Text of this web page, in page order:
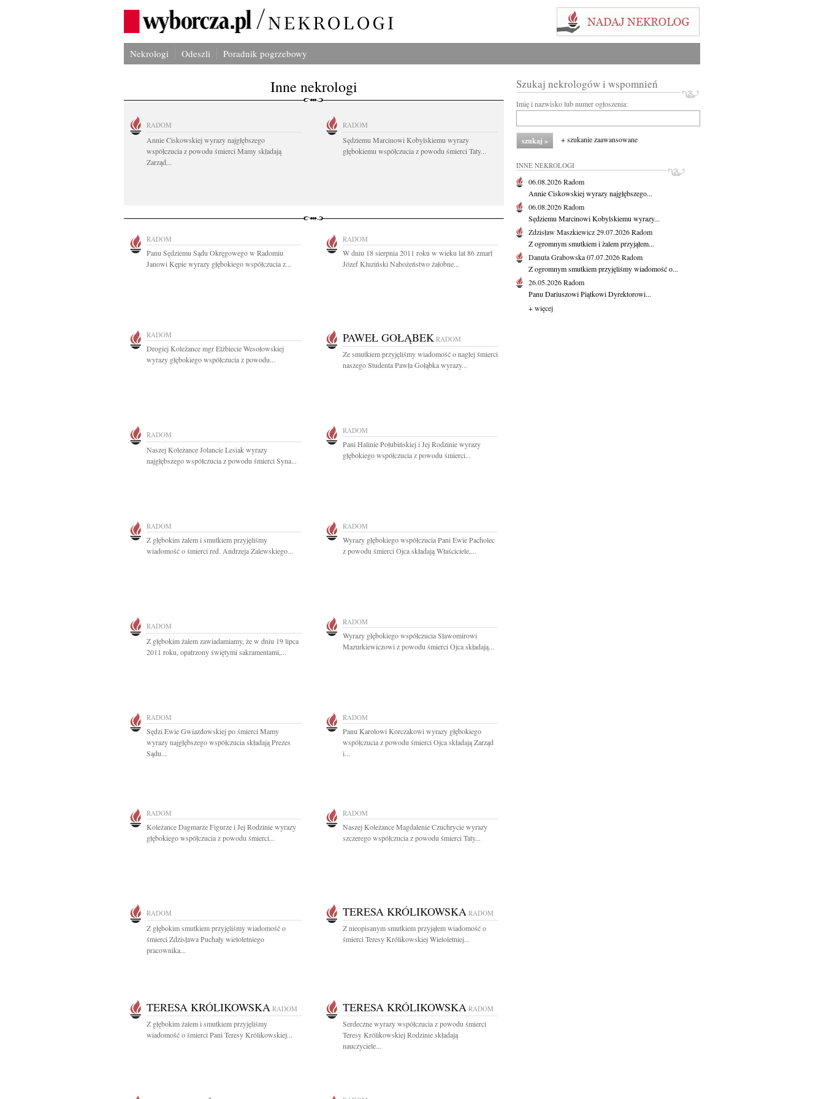
Nekrologi Odeszli Poradnik pogrzebowy
Inne nekrologi
RADOM
Annie Ciskowskiej wyrazy najgłębszego
współczucia z powodu śmierci Mamy składają
Zarząd...
RADOM
Sędziemu Marcinowi Kobylskiemu wyrazy
głębokiemu współczucia z powodu śmierci Taty...
RADOM
Panu Sędziemu Sądu Okręgowego w Radomiu
Janowi Kępie wyrazy głębokiego współczucia z...
RADOM
W dniu 18 sierpnia 2011 roku w wieku lat 86 zmarł
Józef Kluziński Nabożeństwo żałobne...
RADOM
Drogiej Koleżance mgr Elżbiecie Wesołowskiej
wyrazy głębokiego współczucia z powodu...
PAWEŁ GOŁĄBEK RADOM
Ze smutkiem przyjęliśmy wiadomość o nagłej śmierci
naszego Studenta Pawła Gołąbka wyrazy...
RADOM
Naszej Koleżance Jolancie Lesiak wyrazy
najgłębszego współczucia z powodu śmierci Syna...
RADOM
Pani Halinie Połubińskiej i Jej Rodzinie wyrazy
głębokiego współczucia z powodu śmierci...
RADOM
Z głębokim żalem i smutkiem przyjęliśmy
wiadomość o śmierci red. Andrzeja Zalewskiego...
RADOM
Wyrazy głębokiego współczucia Pani Ewie Pacholec
z powodu śmierci Ojca składają Właściciele,...
RADOM
Z głębokim żalem zawiadamiamy, że w dniu 19 lipca
2011 roku, opatrzony świętymi sakramentami,...
RADOM
Wyrazy głębokiego współczucia Sławomirowi
Mazurkiewiczowi z powodu śmierci Ojca składają...
RADOM
Sędzi Ewie Gwiazdowskiej po śmierci Mamy
wyrazy najgłębszego współczucia składają Prezes
Sądu...
RADOM
Panu Karolowi Korczakowi wyrazy głębokiego
współczucia z powodu śmierci Ojca składają Zarząd
i...
RADOM
Koleżance Dagmarze Figurze i Jej Rodzinie wyrazy
głębokiego współczucia z powodu śmierci...
RADOM
Naszej Koleżance Magdalenie Czuchrycie wyrazy
szczerego współczucia z powodu śmierci Taty...
RADOM
Z głębokim smutkiem przyjęliśmy wiadomość o
śmierci Zdzisława Puchały wieloletniego
pracownika...
TERESA KRÓLIKOWSKA RADOM
Z nieopisanym smutkiem przyjąłem wiadomość o
śmierci Teresy Królikowskiej Wieloletniej...
TERESA KRÓLIKOWSKA RADOM
Z głębokim żalem i smutkiem przyjęliśmy
wiadomość o śmierci Pani Teresy Królikowskiej...
TERESA KRÓLIKOWSKA RADOM
Serdeczne wyrazy współczucia z powodu śmierci
Teresy Królikowskiej Rodzinie składają
nauczyciele...
Szukaj nekrologów i wspomnień
Imię i nazwisko lub numer ogłoszenia:
+ szukanie zaawansowane
INNE NEKROLOGI
06.08.2026Radom
Annie Ciskowskiej wyrazy najgłębszego...
06.08.2026Radom
Sędziemu Marcinowi Kobylskiemu wyrazy...
Zdzisław Maszkiewicz29.07.2026Radom
Z ogromnym smutkiem i żalem przyjąłem...
Danuta Grabowska07.07.2026Radom
Z ogromnym smutkiem przyjęliśmy wiadomość o...
26.05.2026Radom
Panu Dariuszowi Piątkowi Dyrektorowi...
+ więcej